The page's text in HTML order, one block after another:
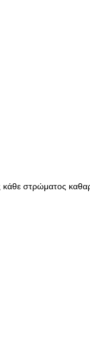
στρώματος